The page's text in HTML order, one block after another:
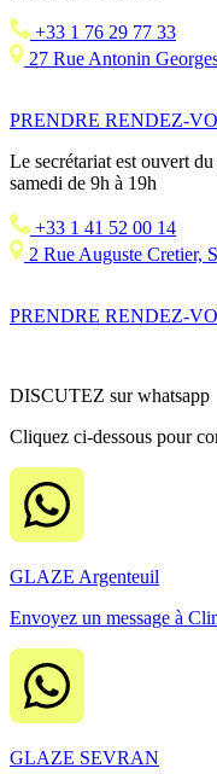
+33 1 76 29 77 33
27 Rue Antonin
PRENDRE RENDEZ-
Le secrétariat est ouvert
samedi de 9h à 19h
+33 1 41 52 00 14
2 Rue Auguste Cretier,
PRENDRE RENDEZ-
DISCUTEZ sur whatsapp
Cliquez ci-dessous pour
GLAZE Argenteuil
Envoyez un message à
GLAZE SEVRAN